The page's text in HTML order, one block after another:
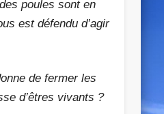
poules sont en
est défendu d’agir
de fermer les
d’êtres vivants ?